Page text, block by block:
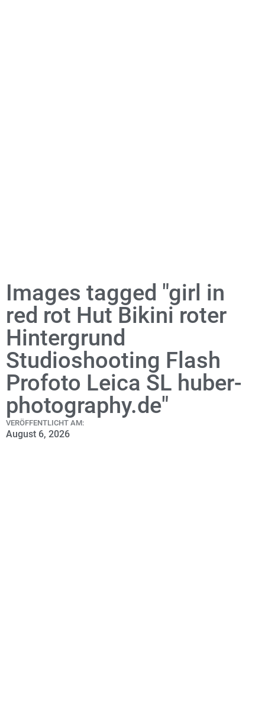
Images tagged "girl in
red rot Hut Bikini roter
Hintergrund
Studioshooting Flash
Profoto Leica SL huber-
photography.de"
VERÖFFENTLICHT AM:
August 6, 2026